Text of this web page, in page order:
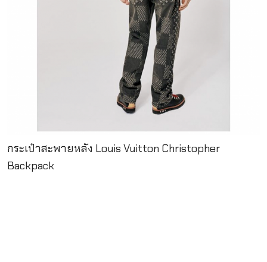
กระเป๋าสะพายหลัง Louis Vuitton Christopher
Backpack